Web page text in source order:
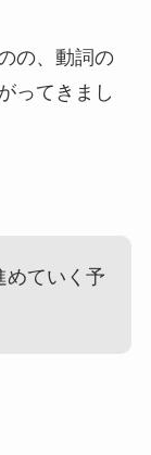
の、動詞の
ってきまし
めていく予